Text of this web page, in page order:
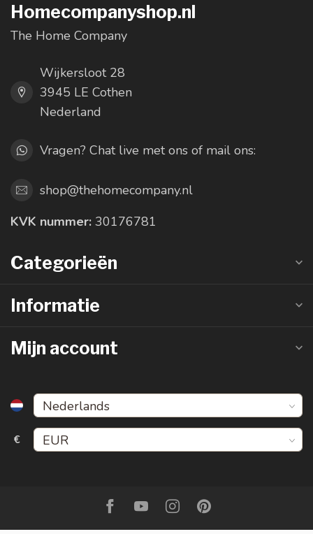
Homecompanyshop.nl
The Home Company
Wijkersloot 28
3945 LE Cothen
Nederland
Vragen? Chat live met ons of mail ons:
shop@thehomecompany.nl
KVK nummer: 30176781
Categorieën
Informatie
Mijn account
€